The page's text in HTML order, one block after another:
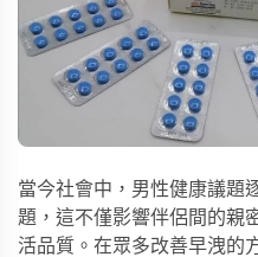
當今社會中，男性健康議題
題，這不僅影響伴侶間的親
活品質。在眾多改善早洩的